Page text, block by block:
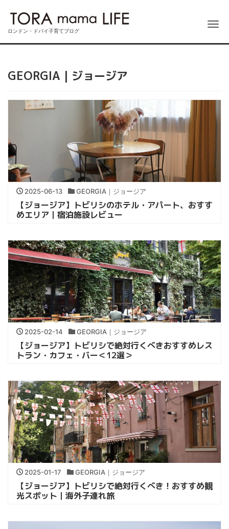
ロンドン・ドバイ子育てブログ
GEORGIA｜ジョージア
2025-06-13 GEORGIA｜ジョージア
【ジョージア】トビリシのホテル・アパート、おすす
めエリア｜宿泊施設レビュー
2025-02-14 GEORGIA｜ジョージア
【ジョージア】トビリシで絶対行くべきおすすめレス
トラン・カフェ・バー＜12選＞
2025-01-17 GEORGIA｜ジョージア
【ジョージア】トビリシで絶対行くべき！おすすめ観
光スポット｜海外子連れ旅